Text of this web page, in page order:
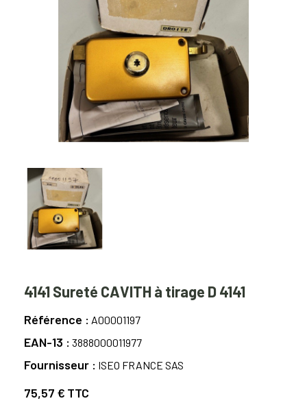
4141 Sureté CAVITH à tirage D 4141
Référence A00001197
EAN-13 3888000011977
Fournisseur ISEO FRANCE SAS
75,57 € TTC